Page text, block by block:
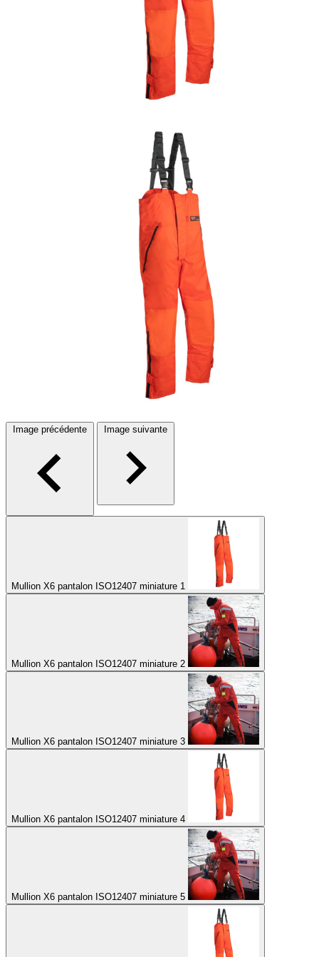
Image précédente Image suivante
Mullion X6 pantalon ISO12407 miniature 1
Mullion X6 pantalon ISO12407 miniature 2
Mullion X6 pantalon ISO12407 miniature 3
Mullion X6 pantalon ISO12407 miniature 4
Mullion X6 pantalon ISO12407 miniature 5